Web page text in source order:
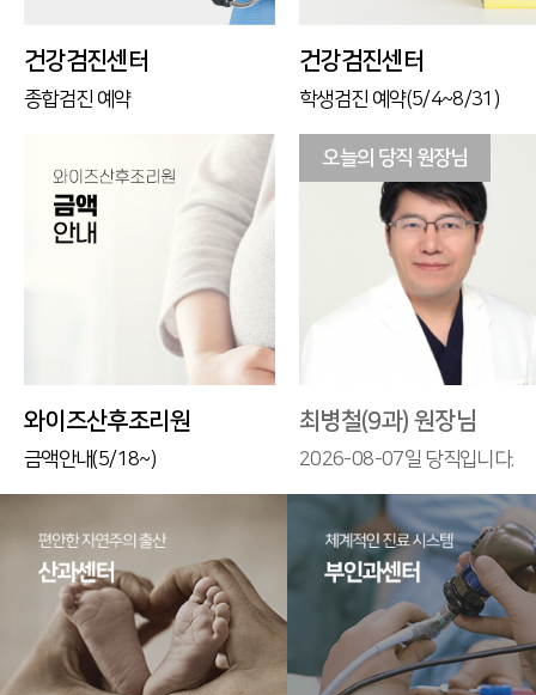
건강검진센터
종합검진 예약
건강검진센터
학생검진 예약(5/4~8/31)
와이즈산후조리원
금액안내(5/18~)
오늘의 당직 원장님
최병철(9과) 원장님
2026-08-07일 당직입니다.